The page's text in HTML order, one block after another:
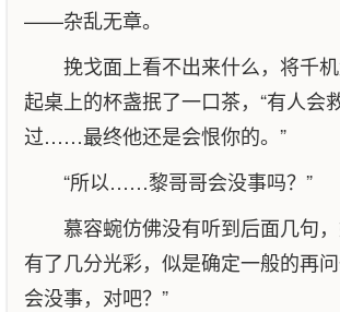
——杂乱无章。
挽戈面上看不出来什么，将千
起桌上的杯盏抿了一口茶，“有人会
过……最终他还是会恨你的。”
“所以……黎哥哥会没事吗？”
慕容蜿仿佛没有听到后面几句
有了几分光彩，似是确定一般的再
会没事，对吧？”